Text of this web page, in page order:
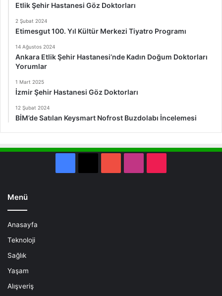
Etlik Şehir Hastanesi Göz Doktorları
2 Şubat 2024
Etimesgut 100. Yıl Kültür Merkezi Tiyatro Programı
14 Ağustos 2024
Ankara Etlik Şehir Hastanesi’nde Kadın Doğum Doktorları
Yorumlar
1 Mart 2025
İzmir Şehir Hastanesi Göz Doktorları
12 Şubat 2024
BİM’de Satılan Keysmart Nofrost Buzdolabı İncelemesi
Menü
Anasayfa
Teknoloji
Sağlık
Yaşam
Alışveriş